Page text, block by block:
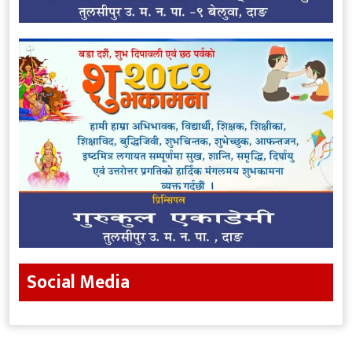
Social Media